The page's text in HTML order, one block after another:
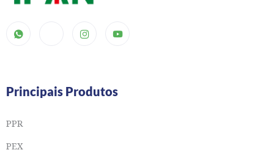
Principais Produtos
PPR
PEX